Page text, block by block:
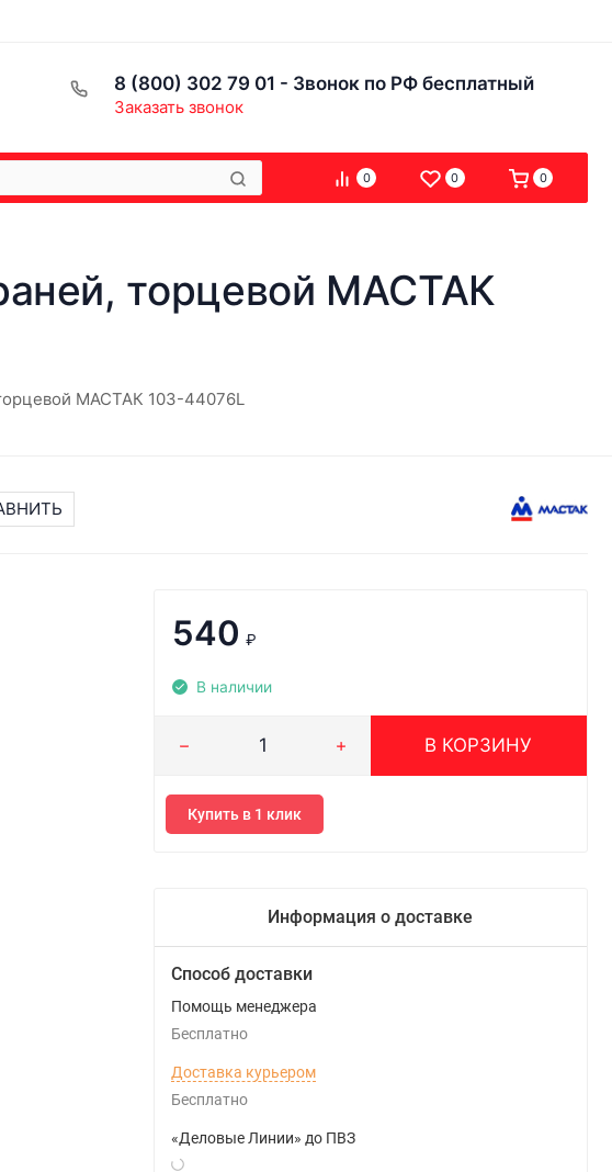
8 (800) 302 79 01 - Звонок по РФ бесплатный
Заказать звонок
0 0 0
торцевой МАСТАК
МАСТАК 103-44076L
540 ₽
В наличии
В КОРЗИНУ
Купить в 1 клик
Информация о доставке
Способ доставки
Помощь менеджера
Бесплатно
Доставка курьером
Бесплатно
«Деловые Линии» до ПВЗ